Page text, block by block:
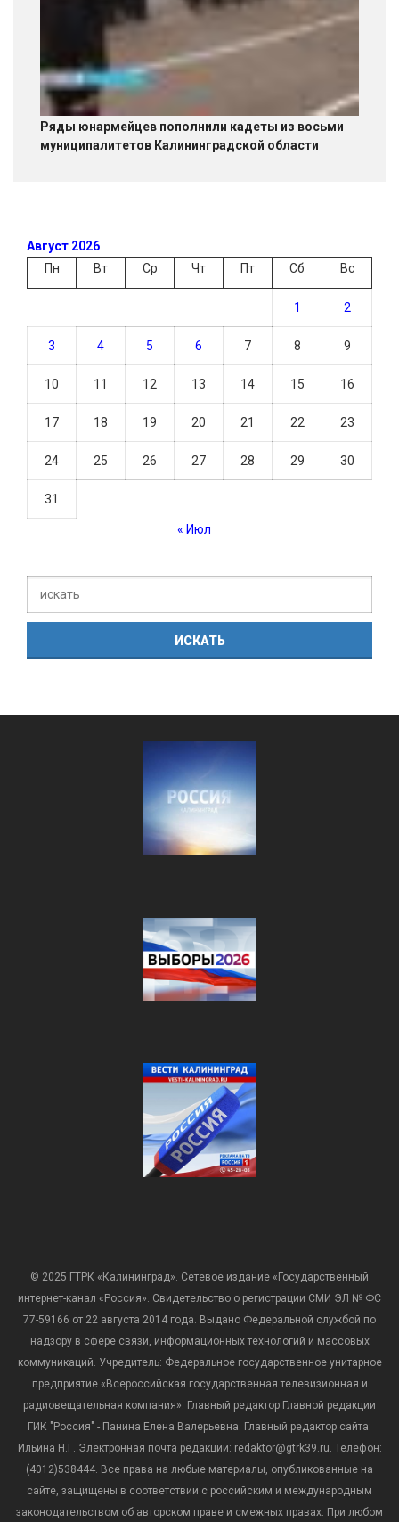
Ряды юнармейцев пополнили кадеты из восьми
муниципалитетов Калининградской области
Август 2026
Пн
Вт Ср Чт Пт Сб Вс
1 2
3 4 5 6 7 8 9
10 11 12 13 14 15 16
17 18 19 20 21 22 23
24 25 26 27 28 29 30
31
« Июл
© 2025 ГТРК «Калининград». Сетевое издание «Государственный
интернет-канал «Россия». Свидетельство о регистрации СМИ ЭЛ № ФС
77-59166 от 22 августа 2014 года. Выдано Федеральной службой по
надзору в сфере связи, информационных технологий и массовых
коммуникаций. Учредитель: Федеральное государственное унитарное
предприятие «Всероссийская государственная телевизионная и
радиовещательная компания». Главный редактор Главной редакции
ГИК "Россия" - Панина Елена Валерьевна. Главный редактор сайта:
Ильина Н.Г. Электронная почта редакции: redaktor@gtrk39.ru. Телефон:
(4012)538444. Все права на любые материалы, опубликованные на
сайте, защищены в соответствии с российским и международным
законодательством об авторском праве и смежных правах. При любом